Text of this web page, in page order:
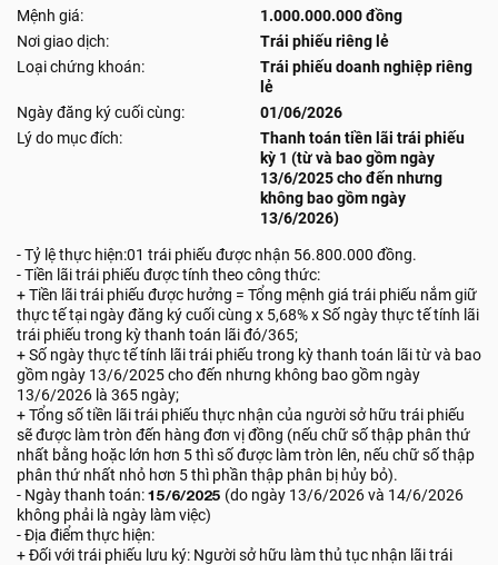
Mệnh giá:
1.000.000.000 đồng
Nơi giao dịch:
Trái phiếu riêng lẻ
Loại chứng khoán:
Trái phiếu doanh nghiệp riêng
lẻ
Ngày đăng ký cuối cùng:
01/06/2026
Lý do mục đích:
Thanh toán tiền lãi trái phiếu
kỳ 1 (từ và bao gồm ngày
13/6/2025 cho đến nhưng
không bao gồm ngày
13/6/2026)
- Tỷ lệ thực hiện:01 trái phiếu được nhận 56.800.000 đồng.
- Tiền lãi trái phiếu được tính theo công thức:
+ Tiền lãi trái phiếu được hưởng = Tổng mệnh giá trái phiếu nắm giữ
thực tế tại ngày đăng ký cuối cùng x 5,68% x Số ngày thực tế tính lãi
trái phiếu trong kỳ thanh toán lãi đó/365;
+ Số ngày thực tế tính lãi trái phiếu trong kỳ thanh toán lãi từ và bao
gồm ngày 13/6/2025 cho đến nhưng không bao gồm ngày
13/6/2026 là 365 ngày;
+ Tổng số tiền lãi trái phiếu thực nhận của người sở hữu trái phiếu
sẽ được làm tròn đến hàng đơn vị đồng (nếu chữ số thập phân thứ
nhất bằng hoặc lớn hơn 5 thì số được làm tròn lên, nếu chữ số thập
phân thứ nhất nhỏ hơn 5 thì phần thập phân bị hủy bỏ).
- Ngày thanh toán:15/6/2025 (do ngày 13/6/2026 và 14/6/2026
không phải là ngày làm việc)
- Địa điểm thực hiện:
+ Đối với trái phiếu lưu ký: Người sở hữu làm thủ tục nhận lãi trái